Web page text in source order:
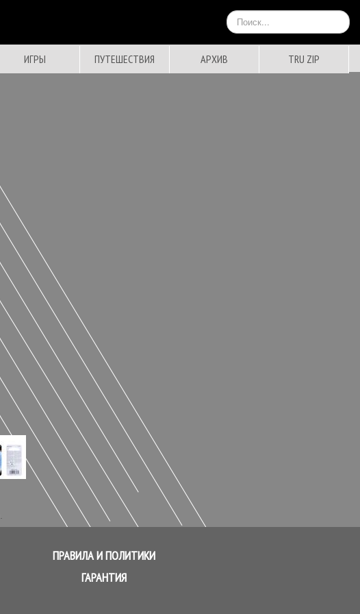
Искать...
ИГРЫ ПУТЕШЕСТВИЯ АРХИВ TRU ZIP
ПРАВИЛА И ПОЛИТИКИ
ГАРАНТИЯ